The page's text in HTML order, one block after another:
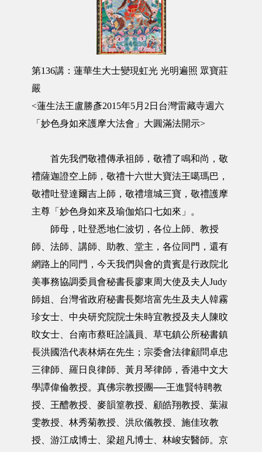
第136講：蓮華生大士變現虹光 光明遍照 眾寶莊
嚴
<蓮生法王盧勝彥2015年5月2日台灣雷藏寺週六
「妙色身如來護摩大法會」大圓滿法開示>
首先我們敬禮傳承祖師，敬禮了鳴和尚，敬
禮薩迦證空上師，敬禮十六世大寶法王噶瑪巴，
敬禮吐登達爾吉上師，敬禮壇城三寶，敬禮護摩
主尊「妙色身如來及瑜伽焰口七如來」。
師母，吐登悉地仁波切，各位上師、教授
師、法師、講師、助教、堂主，各位同門，還有
網路上的同門，今天我們與會的貴賓是行政院北
美事務協調委員會秘書長廖東周大使及夫人Judy
師姐、台灣省政府秘書長鄭培富先生及夫人韓霧
珍女士、中央研究院院士朱時宜教授及夫人陳旼
旼女士、台南市蔡旺詮議員、草屯鎮公所秘書鎮
長洪國浩代表林炳在先生；宗委會法律顧問卓忠
三律師、羅日良律師、黃月琴律師，香港中文大
學譚偉倫教授。真佛宗教授團──王進賢特聘教
授、王醴教授、麥韻篁教授、顧皓翔教授、葉淑
雯教授、林秀菊教授、洪欣儀教授、施佳玫教
授、游江成博士、梁超凡博士、林峻安醫師。京